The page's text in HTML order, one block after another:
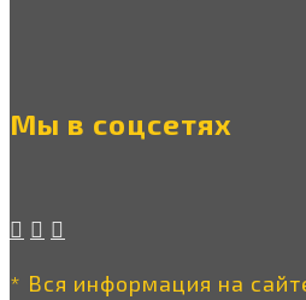
Мы в соцсетях
* Вся информация на